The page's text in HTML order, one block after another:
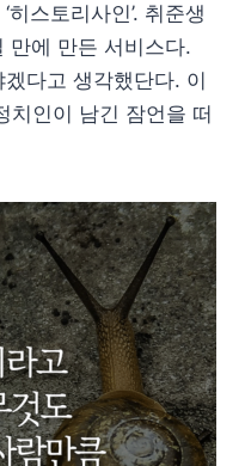
스토리사인’. 취준생
만에 만든 서비스다.
다고 생각했단다. 이
치인이 남긴 잠언을 떠